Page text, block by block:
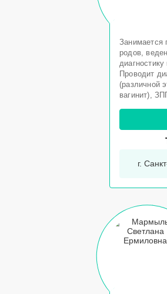
Занимается
родов,
Проводит
(различной
вагинит),
г.